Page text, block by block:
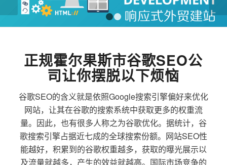
1 2
正规霍尔果斯市谷歌SEO公
司让你摆脱以下烦恼
谷歌SEO的含义就是依照Google搜索引擎偏好来优化
网站，让其在谷歌的搜索系统中获取更多的权重流
量。因此，也有很多人称之为谷歌优化。据统计，谷
歌搜索引擎占据近七成的全球搜索份额。网站SEO性
能越好，积累到的谷歌权重越多，获取的曝光展示以
及流量就越多，产生的效益就越高。国际市场竞争的